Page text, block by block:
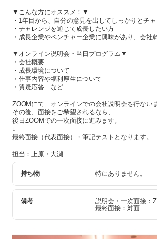
▼こんな方にオススメ！▼
・1年目から、自分の意見を出してしっかりとチ
・チャレンジを通じて成長したい方
・成長企業やベンチャー企業に興味があり、会社
▼オンライン説明会・当日プログラム▼
・会社概要
・成長環境について
・仕事内容や福利厚生について
・質疑応答 など
ZOOMにて、オンラインでの会社説明会を行ないま
その後、面接をご希望されるなら、
後日ZOOMでの一次面接に進みます。
↓
最終面接（代表面接）・筆記テストとなります。
担当：上原・大瀬
持ち物 特にありません。
備考
説明会・一次面接：
最終面接：対面